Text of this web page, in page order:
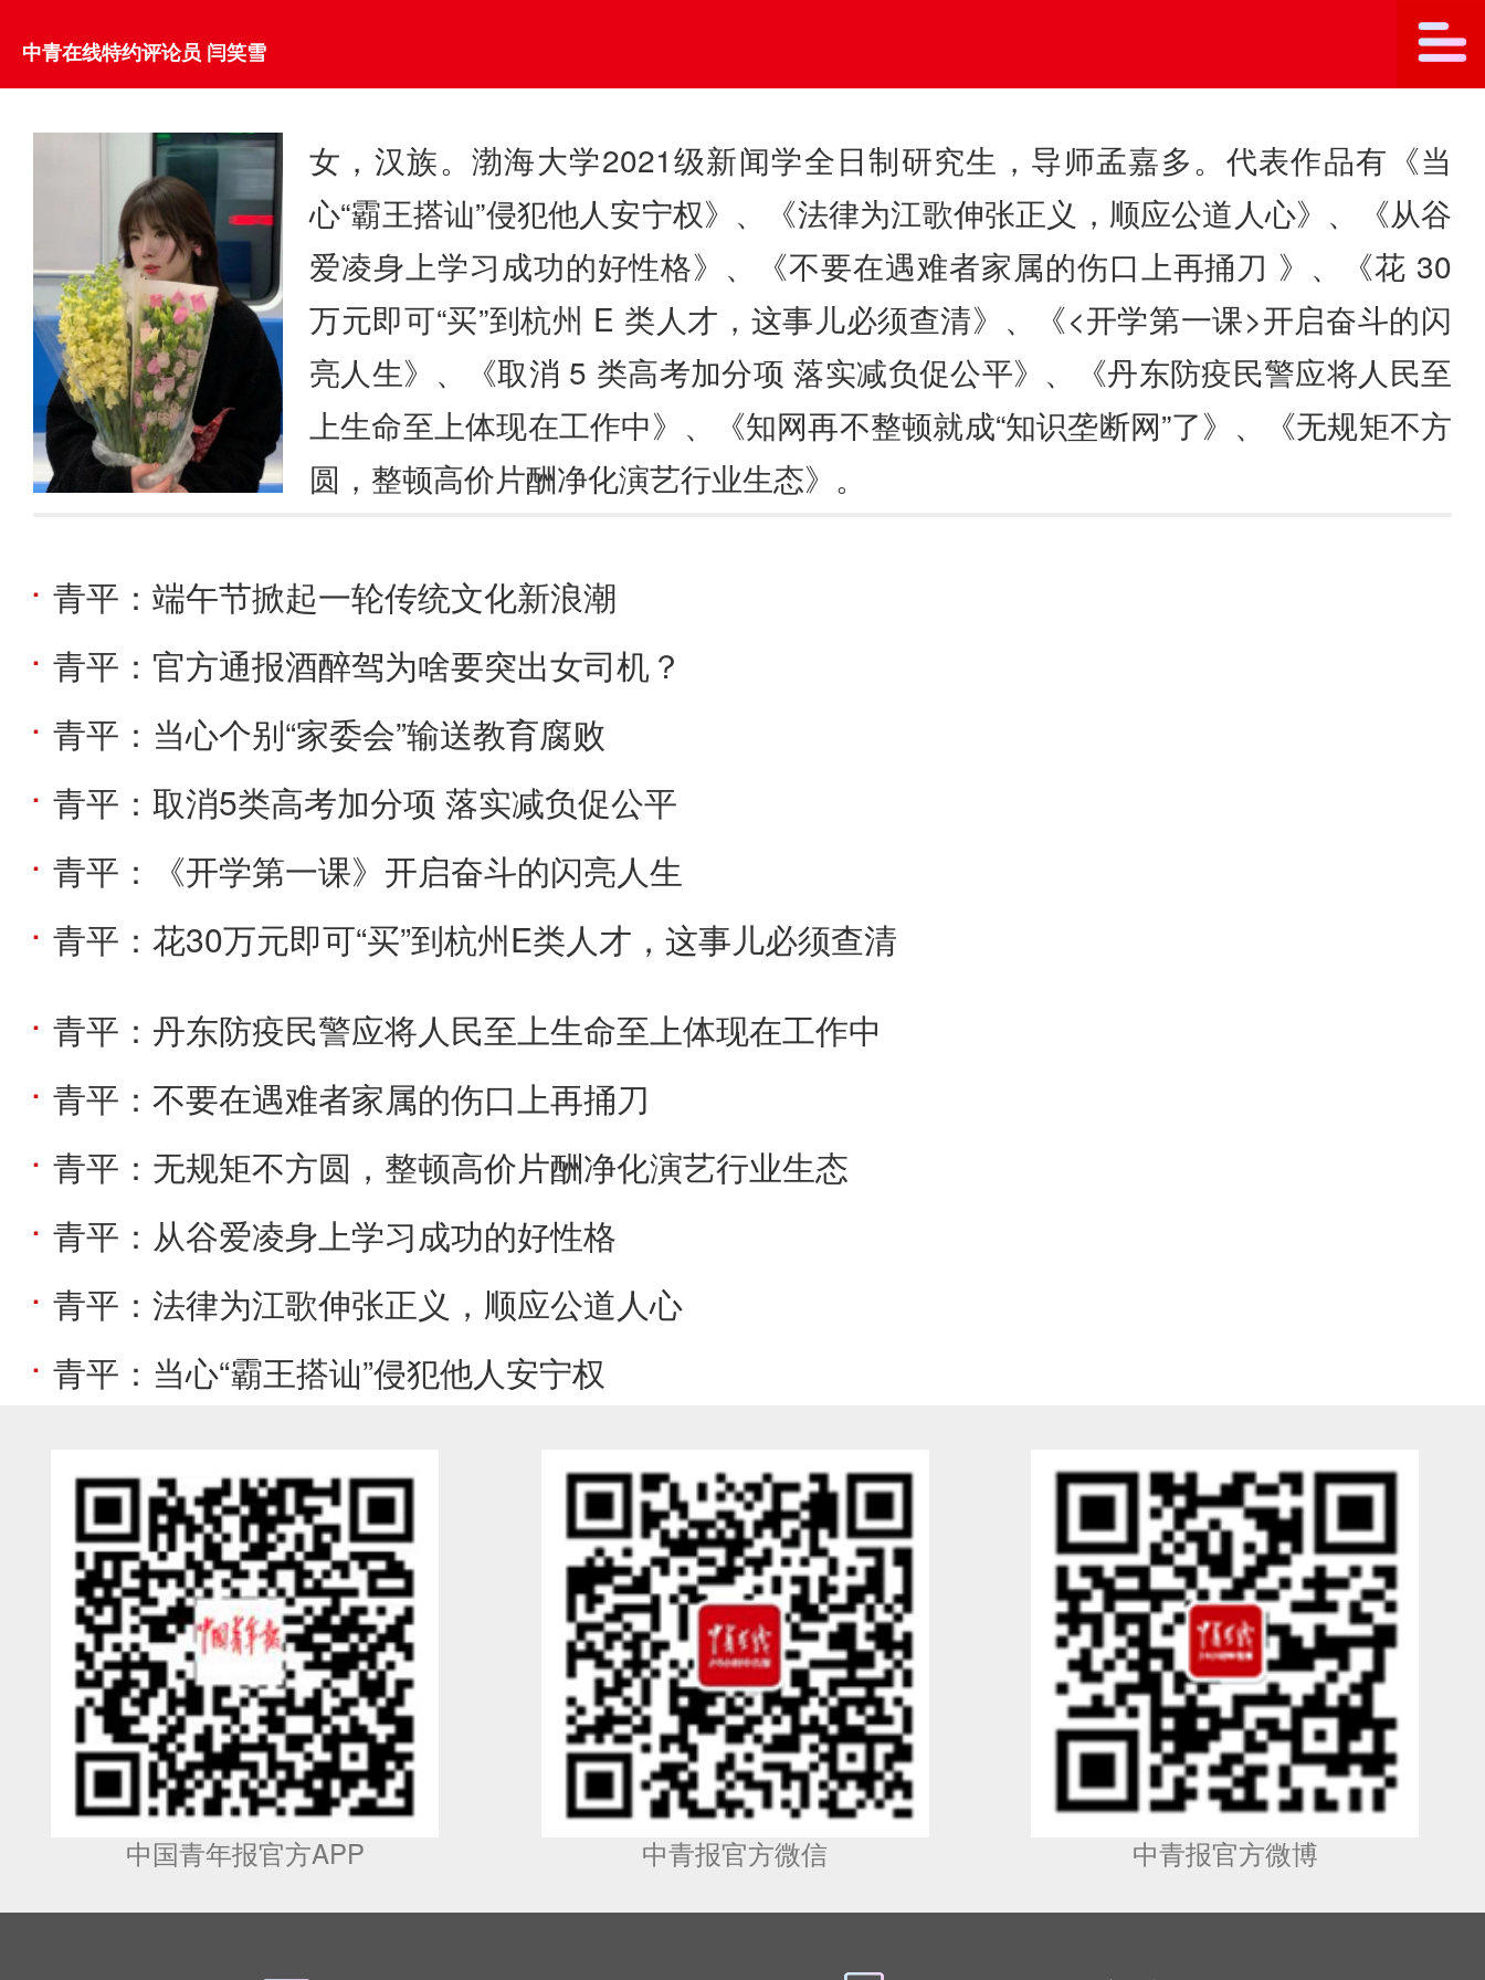
中青在线特约评论员 闫笑雪
女，汉族。渤海大学2021级新闻学全日制研究生，导师孟嘉多。代表作品有《当
心“霸王搭讪”侵犯他人安宁权》、《法律为江歌伸张正义，顺应公道人心》、《从谷
爱凌身上学习成功的好性格》、《不要在遇难者家属的伤口上再捅刀 》、《花 30
万元即可“买”到杭州 E 类人才，这事儿必须查清》、《<开学第一课>开启奋斗的闪
亮人生》、《取消 5 类高考加分项 落实减负促公平》、《丹东防疫民警应将人民至
上生命至上体现在工作中》、《知网再不整顿就成“知识垄断网”了》、《无规矩不方
圆，整顿高价片酬净化演艺行业生态》。
青平：端午节掀起一轮传统文化新浪潮
青平：官方通报酒醉驾为啥要突出女司机？
青平：当心个别“家委会”输送教育腐败
青平：取消5类高考加分项 落实减负促公平
青平：《开学第一课》开启奋斗的闪亮人生
青平：花30万元即可“买”到杭州E类人才，这事儿必须查清
青平：丹东防疫民警应将人民至上生命至上体现在工作中
青平：不要在遇难者家属的伤口上再捅刀
青平：无规矩不方圆，整顿高价片酬净化演艺行业生态
青平：从谷爱凌身上学习成功的好性格
青平：法律为江歌伸张正义，顺应公道人心
青平：当心“霸王搭讪”侵犯他人安宁权
中国青年报官方APP 中青报官方微信 中青报官方微博